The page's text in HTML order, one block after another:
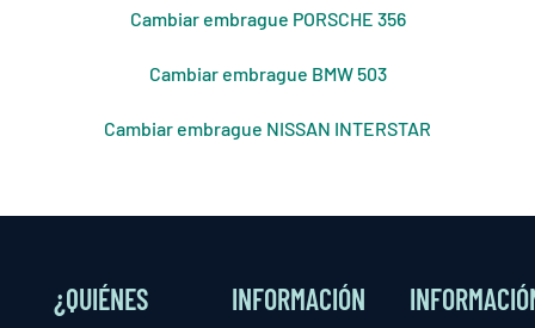
Cambiar embrague PORSCHE 356
Cambiar embrague BMW 503
Cambiar embrague NISSAN INTERSTAR
¿QUIÉNES
INFORMACIÓN